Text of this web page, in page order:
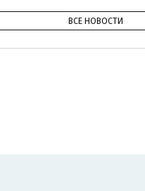
ВСЕ НОВОСТИ